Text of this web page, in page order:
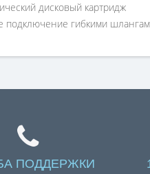
дисковый картридж
подключение гибкими
ПОДДЕРЖКИ